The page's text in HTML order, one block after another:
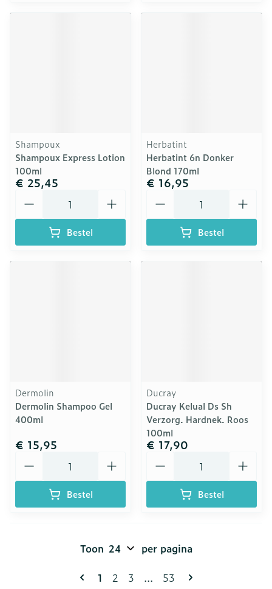
Shampoux
Shampoux Express Lotion
100ml
€ 25,45
Bestel
Herbatint
Herbatint 6n Donker
Blond 170ml
€ 16,95
Bestel
Dermolin
Dermolin Shampoo Gel
400ml
€ 15,95
Bestel
Ducray
Ducray Kelual Ds Sh
Verzorg. Hardnek. Roos
100ml
€ 17,90
Bestel
Pagina's
U lees momenteel pagina
1 Pagina
2 Pagina
3 ... Pagina
53
Toon per pagina